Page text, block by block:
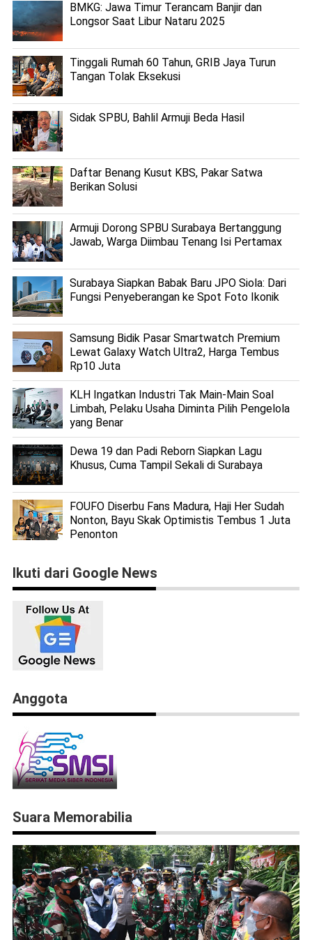
BMKG: Jawa Timur Terancam Banjir dan
Longsor Saat Libur Nataru 2025
Tinggali Rumah 60 Tahun, GRIB Jaya Turun
Tangan Tolak Eksekusi
Sidak SPBU, Bahlil Armuji Beda Hasil
Daftar Benang Kusut KBS, Pakar Satwa
Berikan Solusi
Armuji Dorong SPBU Surabaya Bertanggung
Jawab, Warga Diimbau Tenang Isi Pertamax
Surabaya Siapkan Babak Baru JPO Siola: Dari
Fungsi Penyeberangan ke Spot Foto Ikonik
Samsung Bidik Pasar Smartwatch Premium
Lewat Galaxy Watch Ultra2, Harga Tembus
Rp10 Juta
KLH Ingatkan Industri Tak Main-Main Soal
Limbah, Pelaku Usaha Diminta Pilih Pengelola
yang Benar
Dewa 19 dan Padi Reborn Siapkan Lagu
Khusus, Cuma Tampil Sekali di Surabaya
FOUFO Diserbu Fans Madura, Haji Her Sudah
Nonton, Bayu Skak Optimistis Tembus 1 Juta
Penonton
Ikuti dari Google News
Anggota
Suara Memorabilia